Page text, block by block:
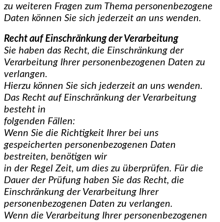
zu weiteren Fragen zum Thema personenbezogene
Daten können Sie sich jederzeit an uns wenden.
Recht auf Einschränkung der Verarbeitung
Sie haben das Recht, die Einschränkung der
Verarbeitung Ihrer personenbezogenen Daten zu
verlangen.
Hierzu können Sie sich jederzeit an uns wenden.
Das Recht auf Einschränkung der Verarbeitung
besteht in
folgenden Fällen:
Wenn Sie die Richtigkeit Ihrer bei uns
gespeicherten personenbezogenen Daten
bestreiten, benötigen wir
in der Regel Zeit, um dies zu überprüfen. Für die
Dauer der Prüfung haben Sie das Recht, die
Einschränkung der Verarbeitung Ihrer
personenbezogenen Daten zu verlangen.
Wenn die Verarbeitung Ihrer personenbezogenen